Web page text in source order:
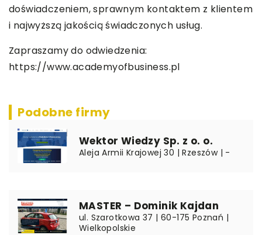
doświadczeniem, sprawnym kontaktem z klientem
i najwyższą jakością świadczonych usług.
Zapraszamy do odwiedzenia:
https://www.academyofbusiness.pl
Podobne firmy
Wektor Wiedzy Sp. z o. o.
Aleja Armii Krajowej 30 | Rzeszów | -
MASTER – Dominik Kajdan
ul. Szarotkowa 37 | 60-175 Poznań |
Wielkopolskie